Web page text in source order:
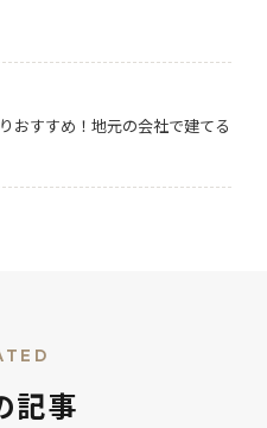
おすすめ！地元の会社で建てる
記事